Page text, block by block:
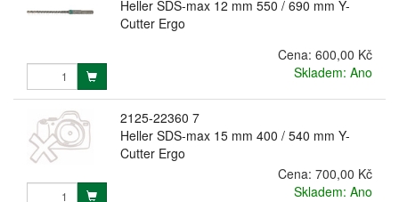
Heller SDS-max 12 mm 550 / 690 mm Y-
Cutter Ergo
Cena: 600,00 Kč
Skladem: Ano
2125-22360 7
Heller SDS-max 15 mm 400 / 540 mm Y-
Cutter Ergo
Cena: 700,00 Kč
Skladem: Ano